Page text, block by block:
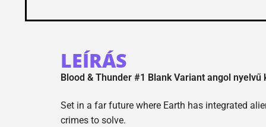
LEÍRÁS
Blood & Thunder #1 Blank Variant angol nyelvű
Set in a far future where Earth has integrated
crimes to solve.